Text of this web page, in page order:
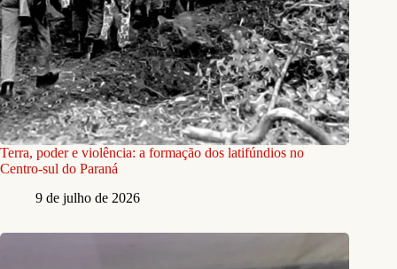
Terra, poder e violência: a formação dos latifúndios no
Centro-sul do Paraná
9 de julho de 2026